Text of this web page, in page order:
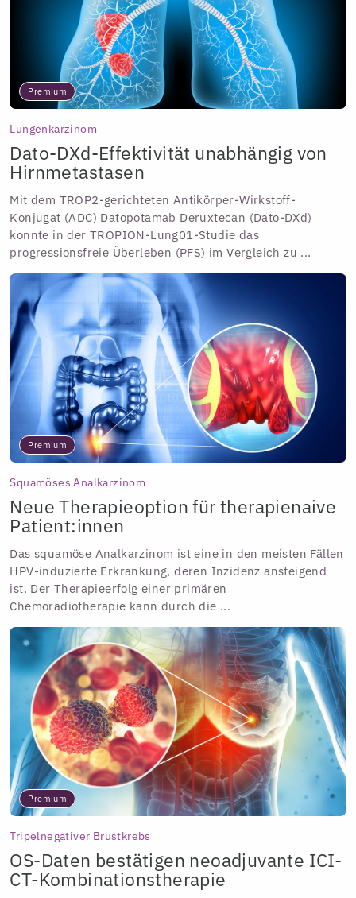
Premium
Lungenkarzinom
Dato-DXd-Effektivität unabhängig von
Hirnmetastasen
Mit dem TROP2-gerichteten Antikörper-Wirkstoff-
Konjugat (ADC) Datopotamab Deruxtecan (Dato-DXd)
konnte in der TROPION-Lung01-Studie das
progressionsfreie Überleben (PFS) im Vergleich zu ...
Premium
Squamöses Analkarzinom
Neue Therapieoption für therapienaive
Patient:innen
Das squamöse Analkarzinom ist eine in den meisten Fällen
HPV-induzierte Erkrankung, deren Inzidenz ansteigend
ist. Der Therapieerfolg einer primären
Chemoradiotherapie kann durch die ...
Premium
Tripelnegativer Brustkrebs
OS-Daten bestätigen neoadjuvante ICI-
CT-Kombinationstherapie